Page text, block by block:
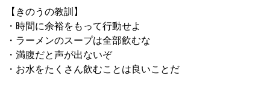
【きのうの教訓】
・時間に余裕をもって行動せよ
・ラーメンのスープは全部飲むな
・満腹だと声が出ないぞ
・お水をたくさん飲むことは良いことだ